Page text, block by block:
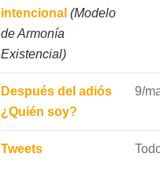
intencional (Modelo
de Armonía
Existencial)
Después del adiós
¿Quién soy?
9/
Tweets